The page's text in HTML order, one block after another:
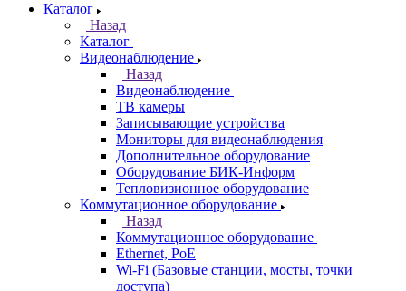
Каталог
Назад
Каталог
Видеонаблюдение
Назад
Видеонаблюдение
ТВ камеры
Записывающие устройства
Мониторы для видеонаблюдения
Дополнительное оборудование
Оборудование БИК-Информ
Тепловизионное оборудование
Коммутационное оборудование
Назад
Коммутационное оборудование
Ethernet, PoE
Wi-Fi (Базовые станции, мосты, точки
доступа)